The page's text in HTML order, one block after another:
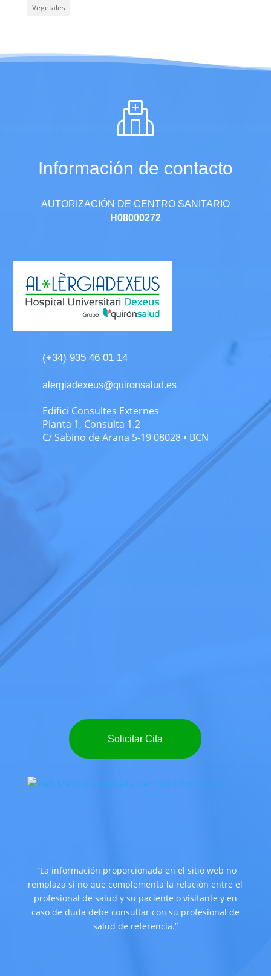
Vegetales
Información de contacto
AUTORIZACIÓN DE CENTRO SANITARIO
H08000272
(+34) 935 46 01 14
alergiadexeus@quironsalud.es
Edifici Consultes Externes
Planta 1, Consulta 1.2
C/ Sabino de Arana 5-19 08028 • BCN
Solicitar Cita
“La información proporcionada en el sitio web no
remplaza si no que complementa la relación entre el
profesional de salud y su paciente o visitante y en
caso de duda debe consultar con su profesional de
salud de referencia.”